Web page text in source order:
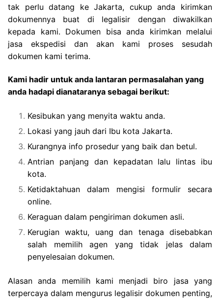
tak perlu datang ke Jakarta, cukup anda kirimkan
dokumennya buat di legalisir dengan diwakilkan
kepada kami. Dokumen bisa anda kirimkan melalui
jasa ekspedisi dan akan kami proses sesudah
dokumen kami terima.
Kami hadir untuk anda lantaran permasalahan yang
anda hadapi dianataranya sebagai berikut:
Kesibukan yang menyita waktu anda.
Lokasi yang jauh dari Ibu kota Jakarta.
Kurangnya info prosedur yang baik dan betul.
Antrian panjang dan kepadatan lalu lintas ibu
kota.
Ketidaktahuan dalam mengisi formulir secara
online.
Keraguan dalam pengiriman dokumen asli.
Kerugian waktu, uang dan tenaga disebabkan
salah memilih agen yang tidak jelas dalam
penyelesaian dokumen.
Alasan anda memilih kami menjadi biro jasa yang
terpercaya dalam mengurus legalisir dokumen penting,